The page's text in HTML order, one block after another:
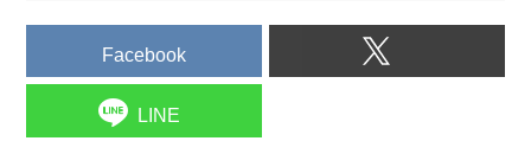
Facebook
LINE